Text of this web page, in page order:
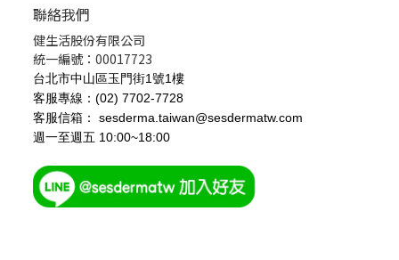
聯絡我們
健生活股份有限公司
統一編號：00017723
台北市中山區玉門街1號1樓
客服專線：(02) 7702-7728
客服信箱： sesderma.taiwan@sesdermatw.com
週一至週五 10:00~18:00